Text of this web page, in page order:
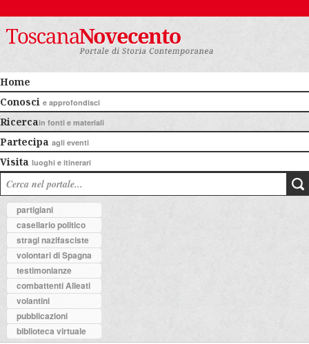
Home
Conosci e approfondisci
Ricercain fonti e materiali
Partecipa agli eventi
Visita luoghi e itinerari
partigiani
casellario politico
stragi nazifasciste
volontari di Spagna
testimonianze
combattenti Alleati
volantini
pubblicazioni
biblioteca virtuale